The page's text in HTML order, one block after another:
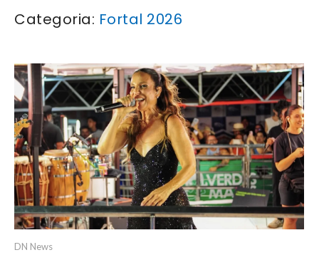
Categoria: Fortal 2026
DN News